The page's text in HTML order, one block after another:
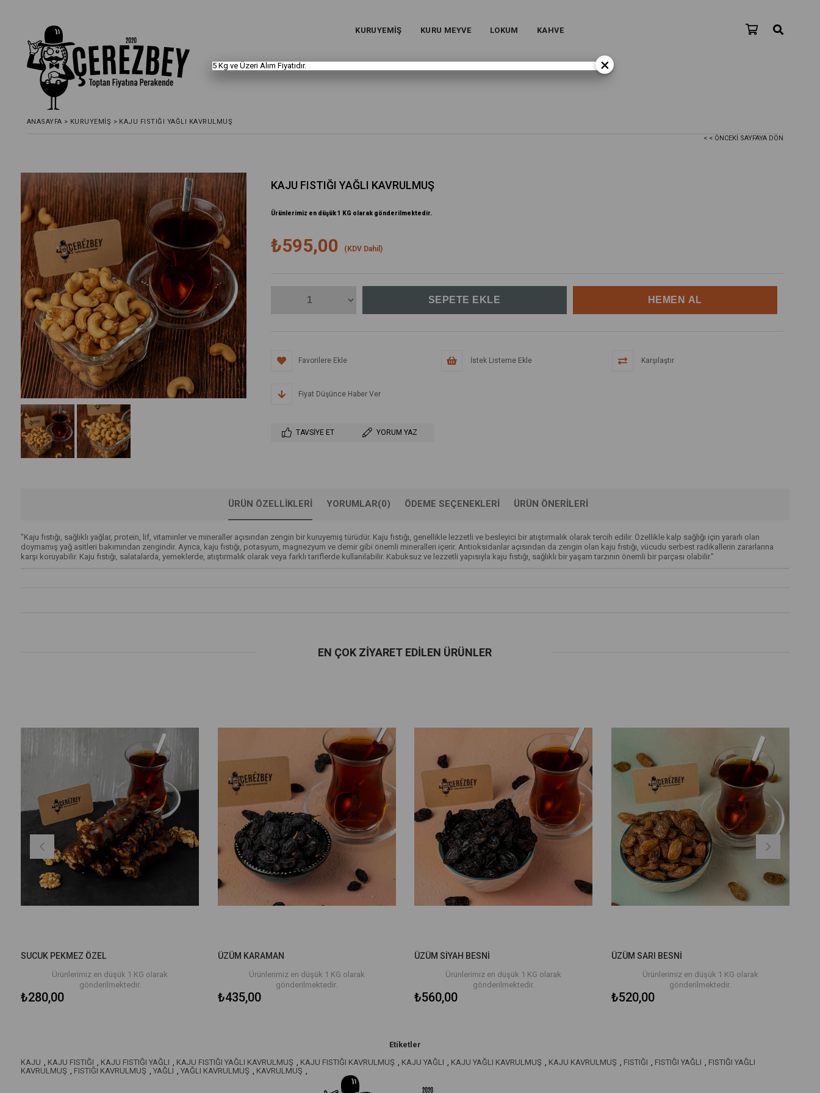
KURUYEMİŞ KURU MEYVE LOKUM KAHVE
ANASAYFA > KURUYEMİŞ > KAJU FISTIĞI YAĞLI KAVRULMUŞ
< < ÖNCEKI SAYFAYA DÖN
KAJU FISTIĞI YAĞLI KAVRULMUŞ
Ürünlerimiz en düşük 1 KG olarak gönderilmektedir.
₺595,00 (KDV Dahil)
Favorilere Ekle İstek Listeme Ekle Karşılaştır
Fiyat Düşünce Haber Ver
TAVSIYE ET YORUM YAZ
ÜRÜN ÖZELLIKLERI YORUMLAR(0) ÖDEME SEÇENEKLERI ÜRÜN ÖNERILERI
"Kaju fıstığı, sağlıklı yağlar, protein, lif, vitaminler ve mineraller açısından zengin bir kuruyemiş türüdür. Kaju fıstığı, genellikle lezzetli ve besleyici bir atıştırmalık olarak tercih edilir. Özellikle kalp sağlığı için yararlı olan
doymamış yağ asitleri bakımından zengindir. Ayrıca, kaju fıstığı, potasyum, magnezyum ve demir gibi önemli mineralleri içerir. Antioksidanlar açısından da zengin olan kaju fıstığı, vücudu serbest radikallerin zararlarına
karşı koruyabilir. Kaju fıstığı, salatalarda, yemeklerde, atıştırmalık olarak veya farklı tariflerde kullanılabilir. Kabuksuz ve lezzetli yapısıyla kaju fıstığı, sağlıklı bir yaşam tarzının önemli bir parçası olabilir."
EN ÇOK ZIYARET EDILEN ÜRÜNLER
SUCUK PEKMEZ ÖZEL
Ürünlerimiz en düşük 1 KG olarak
gönderilmektedir.
₺280,00
ÜZÜM KARAMAN
Ürünlerimiz en düşük 1 KG olarak
gönderilmektedir.
₺435,00
ÜZÜM SİYAH BESNİ
Ürünlerimiz en düşük 1 KG olarak
gönderilmektedir.
₺560,00
ÜZÜM SARI BESNİ
Ürünlerimiz en düşük 1 KG olarak
gönderilmektedir.
₺520,00
Etiketler
KAJU
KAJU FISTIĞI KAJU FISTIĞI YAĞLI KAJU FISTIĞI YAĞLI KAVRULMUŞ KAJU FISTIĞI KAVRULMUŞ KAJU YAĞLI KAJU YAĞLI KAVRULMUŞ KAJU KAVRULMUŞ FISTIĞI FISTIĞI YAĞLI
FISTIĞI YAĞLI
KAVRULMUŞ
FISTIĞI KAVRULMUŞ YAĞLI YAĞLI KAVRULMUŞ KAVRULMUŞ
×
5 Kg ve Üzeri Alım Fiyatıdır.